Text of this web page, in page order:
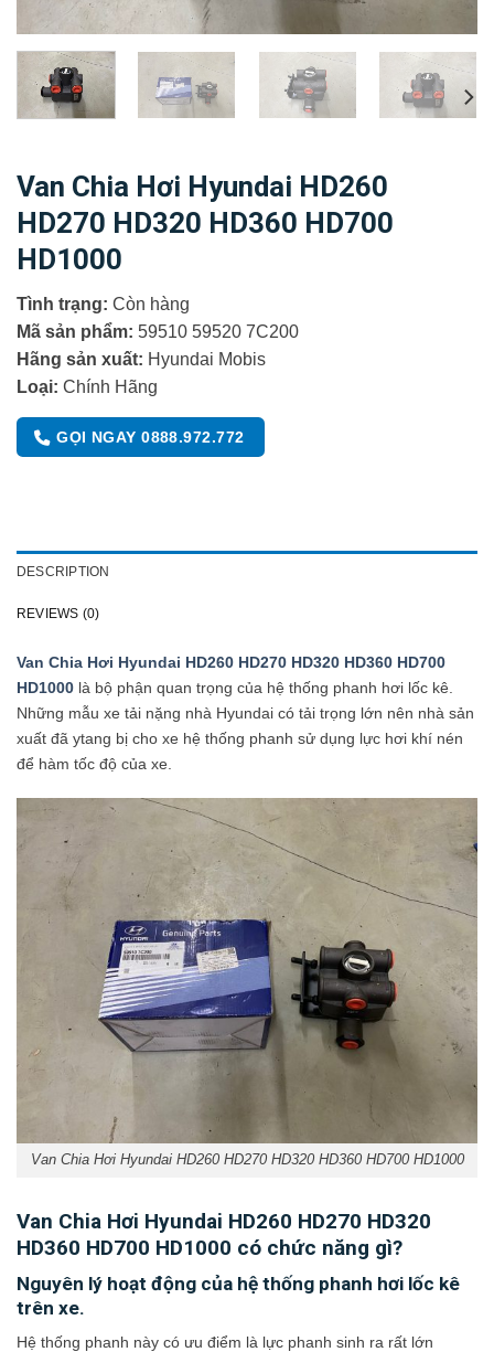
Van Chia Hơi Hyundai HD260
HD270 HD320 HD360 HD700
HD1000
Tình trạng: Còn hàng
Mã sản phẩm: 59510 59520 7C200
Hãng sản xuất: Hyundai Mobis
Loại: Chính Hãng
GỌI NGAY 0888.972.772
DESCRIPTION
REVIEWS (0)
Van Chia Hơi Hyundai HD260 HD270 HD320 HD360 HD700
HD1000 là bộ phận quan trọng của hệ thống phanh hơi lốc kê.
Những mẫu xe tải nặng nhà Hyundai có tải trọng lớn nên nhà sản
xuất đã ytang bị cho xe hệ thống phanh sử dụng lực hơi khí nén
để hàm tốc độ của xe.
Van Chia Hơi Hyundai HD260 HD270 HD320 HD360 HD700 HD1000
Van Chia Hơi Hyundai HD260 HD270 HD320
HD360 HD700 HD1000 có chức năng gì?
Nguyên lý hoạt động của hệ thống phanh hơi lốc kê
trên xe.
Hệ thống phanh này có ưu điểm là lực phanh sinh ra rất lớn